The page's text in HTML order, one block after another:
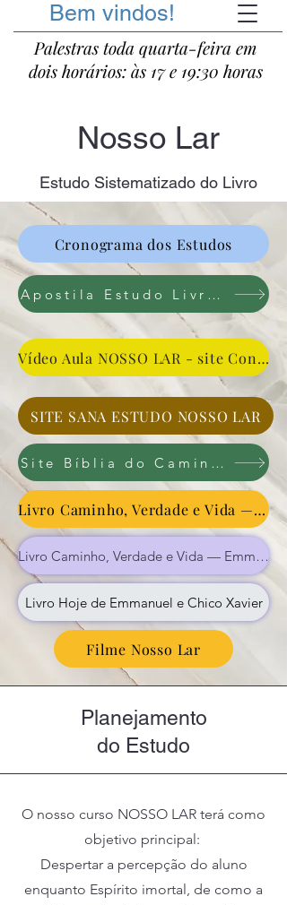
Bem vindos!
Palestras toda quarta-feira em
dois horários: às 17 e 19:30 horas
Nosso Lar
Estudo Sistematizado do Livro
Cronograma dos Estudos
Apostila Estudo Livro Nosso Lar
Vídeo Aula NOSSO LAR - site Conhecendo o Espiritismo
SITE SANA ESTUDO NOSSO LAR
Site Bíblia do Caminho – LIVRO NOSSO LAR
Livro Caminho, Verdade e Vida — Emmanuel
Livro Caminho, Verdade e Vida — Emmanuel
Livro Hoje de Emmanuel e Chico Xavier
Filme Nosso Lar
Planejamento
do Estudo
O nosso curso NOSSO LAR terá como
objetivo principal:
Despertar a percepção do aluno
enquanto Espírito imortal, de como a